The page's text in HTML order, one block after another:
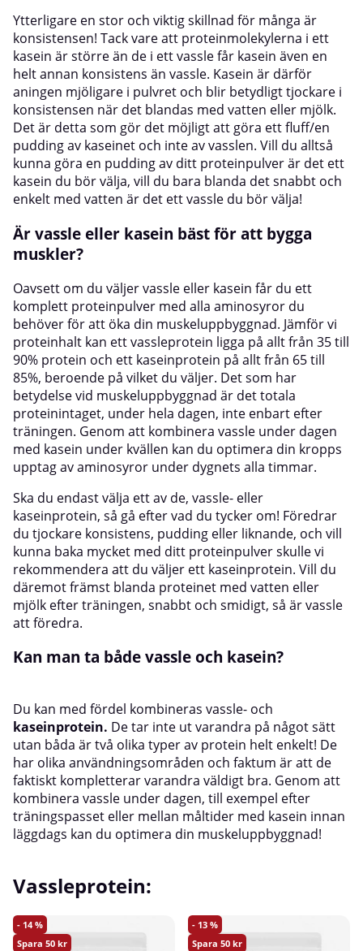
Ytterligare en stor och viktig skillnad för många är
konsistensen! Tack vare att proteinmolekylerna i ett
kasein är större än de i ett vassle får kasein även en
helt annan konsistens än vassle. Kasein är därför
aningen mjöligare i pulvret och blir betydligt tjockare i
konsistensen när det blandas med vatten eller mjölk.
Det är detta som gör det möjligt att göra ett fluff/en
pudding av kaseinet och inte av vasslen. Vill du alltså
kunna göra en pudding av ditt proteinpulver är det ett
kasein du bör välja, vill du bara blanda det snabbt och
enkelt med vatten är det ett vassle du bör välja!
Är vassle eller kasein bäst för att bygga
muskler?
Oavsett om du väljer vassle eller kasein får du ett
komplett proteinpulver med alla aminosyror du
behöver för att öka din muskeluppbyggnad. Jämför vi
proteinhalt kan ett vassleprotein ligga på allt från 35 till
90% protein och ett kaseinprotein på allt från 65 till
85%, beroende på vilket du väljer. Det som har
betydelse vid muskeluppbyggnad är det totala
proteinintaget, under hela dagen, inte enbart efter
träningen. Genom att kombinera vassle under dagen
med kasein under kvällen kan du optimera din kropps
upptag av aminosyror under dygnets alla timmar.
Ska du endast välja ett av de, vassle- eller
kaseinprotein, så gå efter vad du tycker om! Föredrar
du tjockare konsistens, pudding eller liknande, och vill
kunna baka mycket med ditt proteinpulver skulle vi
rekommendera att du väljer ett kaseinprotein. Vill du
däremot främst blanda proteinet med vatten eller
mjölk efter träningen, snabbt och smidigt, så är vassle
att föredra.
Kan man ta både vassle och kasein?
Du kan med fördel kombineras vassle- och
kaseinprotein. De tar inte ut varandra på något sätt
utan båda är två olika typer av protein helt enkelt! De
har olika användningsområden och faktum är att de
faktiskt kompletterar varandra väldigt bra. Genom att
kombinera vassle under dagen, till exempel efter
träningspasset eller mellan måltider med kasein innan
läggdags kan du optimera din muskeluppbyggnad!
Vassleprotein:
14
50
13
50